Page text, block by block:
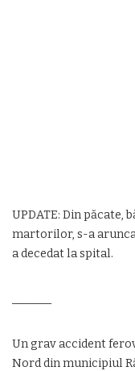
UPDATE: Din păcate,
martorilor, s-a
a decedat la spital.
Un grav accident
Nord din municipiul